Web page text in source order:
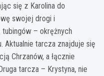
się z Karolina do
swojej drogi i
tubingów – okrężnych
Aktualnie tarcza znajduje się
Chrzanów, a łącznie
tarcza – Krystyna, nie